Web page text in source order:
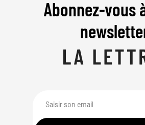
Abonnez-vous